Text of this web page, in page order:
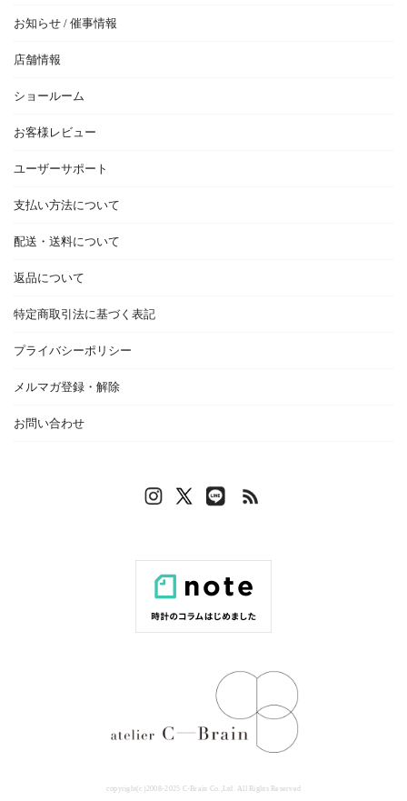
お知らせ / 催事情報
店舗情報
ショールーム
お客様レビュー
ユーザーサポート
支払い方法について
配送・送料について
返品について
特定商取引法に基づく表記
プライバシーポリシー
メルマガ登録・解除
お問い合わせ
copyright(c)2008-2025 C-Brain Co.,Ltd. All Rights Reserved